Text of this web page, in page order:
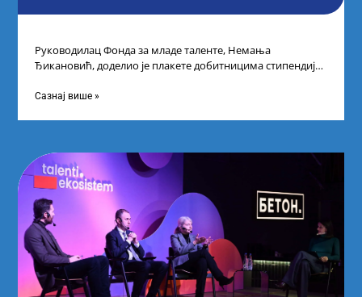
Руководилац Фонда за младе таленте, Немања
Ђикановић, доделио је плакете добитницима стипендије
технолошком парку
Сазнај више »